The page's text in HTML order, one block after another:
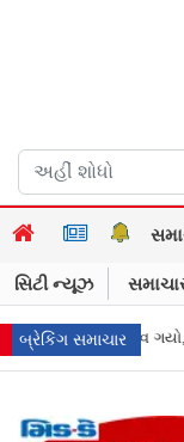
સિટી ન્યૂઝ
બ્રેકિંગ સમાચાર
“હું ઘરે જઈ શકું?” ‘હું